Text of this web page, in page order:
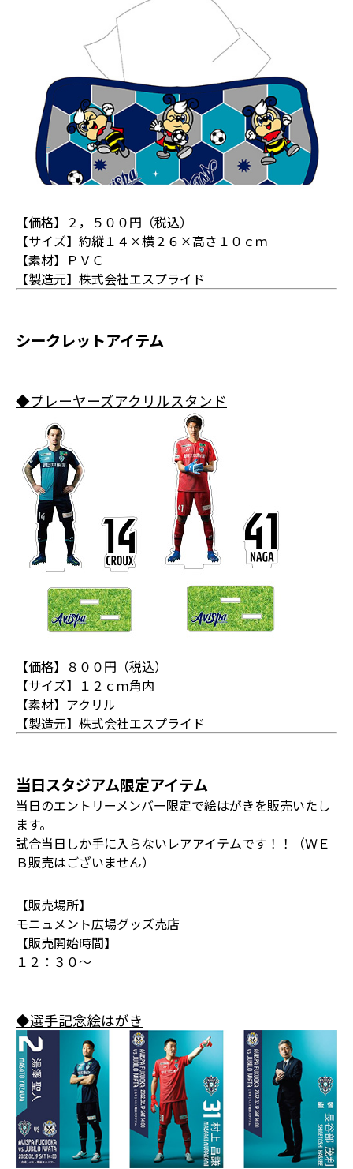
【価格】２，５００円（税込）
【サイズ】約縦１４×横２６×高さ１０ｃｍ
【素材】ＰＶＣ
【製造元】株式会社エスプライド
シークレットアイテム
◆プレーヤーズアクリルスタンド
【価格】８００円（税込）
【サイズ】１２ｃｍ角内
【素材】アクリル
【製造元】株式会社エスプライド
当日スタジアム限定アイテム
当日のエントリーメンバー限定で絵はがきを販売いたし
ます。
試合当日しか手に入らないレアアイテムです！！（ＷＥ
Ｂ販売はございません）
【販売場所】
モニュメント広場グッズ売店
【販売開始時間】
１２：３０～
◆選手記念絵はがき